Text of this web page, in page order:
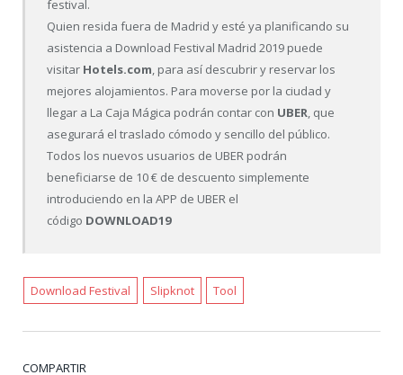
festival.
Quien resida fuera de Madrid y esté ya planificando su
asistencia a Download Festival Madrid 2019 puede
visitar Hotels.com, para así descubrir y reservar los
mejores alojamientos. Para moverse por la ciudad y
llegar a La Caja Mágica podrán contar con UBER, que
asegurará el traslado cómodo y sencillo del público.
Todos los nuevos usuarios de UBER podrán
beneficiarse de 10 € de descuento simplemente
introduciendo en la APP de UBER el
código DOWNLOAD19
Download Festival Slipknot Tool
COMPARTIR